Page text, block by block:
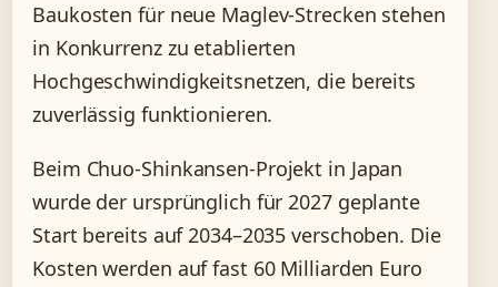
Baukosten für neue Maglev-Strecken stehen
in Konkurrenz zu etablierten
Hochgeschwindigkeitsnetzen, die bereits
zuverlässig funktionieren.
Beim Chuo-Shinkansen-Projekt in Japan
wurde der ursprünglich für 2027 geplante
Start bereits auf 2034–2035 verschoben. Die
Kosten werden auf fast 60 Milliarden Euro